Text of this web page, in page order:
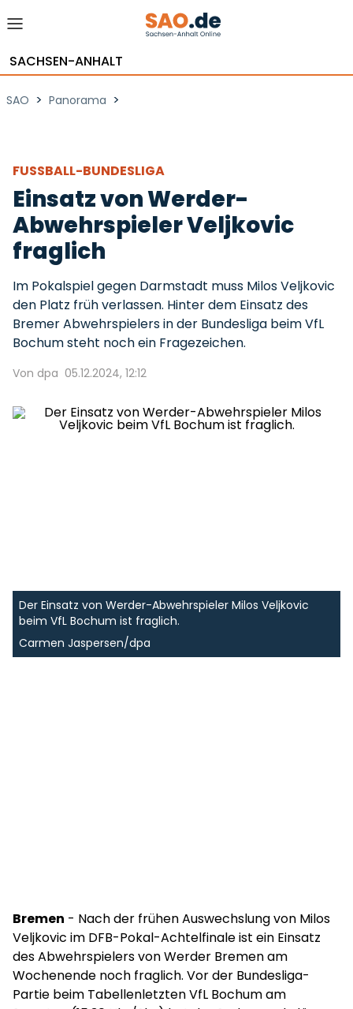
SACHSEN-ANHALT
SAO > Panorama >
FUSSBALL-BUNDESLIGA
Einsatz von Werder-
Abwehrspieler Veljkovic
fraglich
Im Pokalspiel gegen Darmstadt muss Milos Veljkovic
den Platz früh verlassen. Hinter dem Einsatz des
Bremer Abwehrspielers in der Bundesliga beim VfL
Bochum steht noch ein Fragezeichen.
Von dpa 05.12.2024, 12:12
Der Einsatz von Werder-Abwehrspieler Milos Veljkovic
beim VfL Bochum ist fraglich.
Carmen Jaspersen/dpa
Bremen - Nach der frühen Auswechslung von Milos
Veljkovic im DFB-Pokal-Achtelfinale ist ein Einsatz
des Abwehrspielers von Werder Bremen am
Wochenende noch fraglich. Vor der Bundesliga-
Partie beim Tabellenletzten VfL Bochum am